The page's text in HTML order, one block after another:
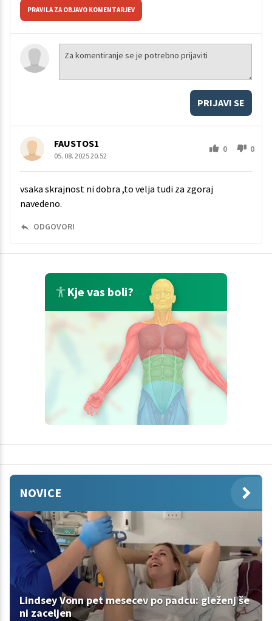
PRAVILA ZA OBJAVO KOMENTARJEV
PRIJAVI SE
FAUSTOS1
05. 08. 2025 20.52
0 0
vsaka skrajnost ni dobra ,to velja tudi za zgoraj
navedeno.
ODGOVORI
Kje vas boli?
NOVICE
Lindsey Vonn pet mesecev po padcu: gleženj še
ni zaceljen